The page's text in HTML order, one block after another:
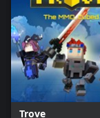
Trove